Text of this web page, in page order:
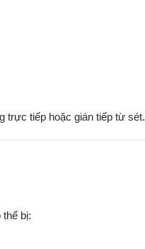
trực tiếp hoặc gián tiếp từ sét.
thể bị: